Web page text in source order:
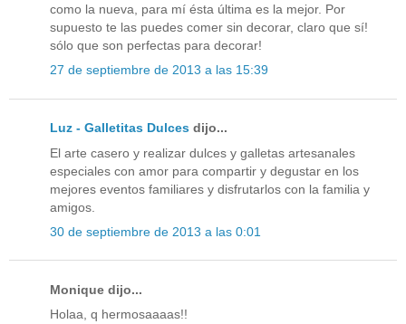
como la nueva, para mí ésta última es la mejor. Por
supuesto te las puedes comer sin decorar, claro que sí!
sólo que son perfectas para decorar!
27 de septiembre de 2013 a las 15:39
Luz - Galletitas Dulces dijo...
El arte casero y realizar dulces y galletas artesanales
especiales con amor para compartir y degustar en los
mejores eventos familiares y disfrutarlos con la familia y
amigos.
30 de septiembre de 2013 a las 0:01
Monique dijo...
Holaa, q hermosaaaas!!